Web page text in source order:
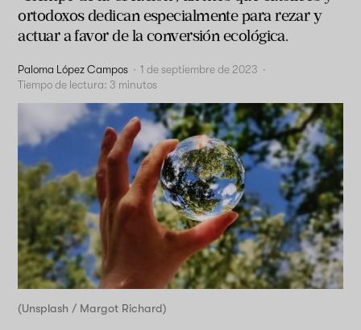
ortodoxos dedican especialmente para rezar y
actuar a favor de la conversión ecológica.
Paloma López Campos · 1 de septiembre de 2023 ·
Tiempo de lectura: 3 minutos
(Unsplash / Margot Richard)